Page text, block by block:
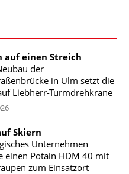
auf einen Streich
der
in Ulm setzt die
Liebherr-Turmdrehkrane
Skiern
Unternehmen
einen Potain HDM 40 mit
zum Einsatzort